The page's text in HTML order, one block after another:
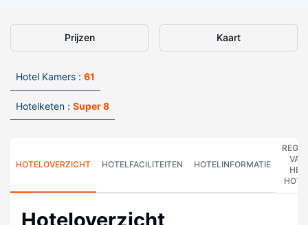
Prijzen Kaart
Hotel Kamers : 61
Hotelketen : Super 8
HOTELOVERZICHT HOTELFACILITEITEN HOTELINFORMATIE
VAN
HET
Hoteloverzicht